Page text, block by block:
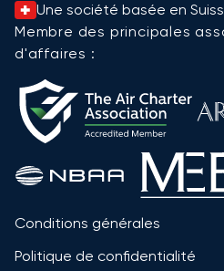
Une société basée en
Membre des principales
d'affaires :
Conditions générales
Politique de confidentialité